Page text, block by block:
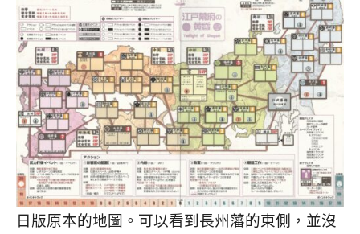
日版原本的地圖。可以看到長州藩的東側，並沒